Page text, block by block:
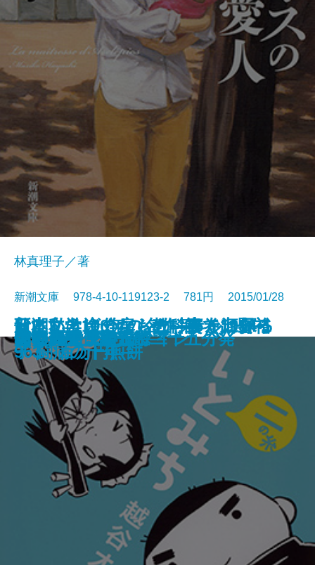
ジキルとハイド
国境越え
引擎／ENGINE
新潮ことばの扉 教科書で出会っ
た名句・名歌三〇〇
三匹のおっさん ふたたび
さいごの色街 飛田
父という余分なもの―サルに探る
文明の起源―
ひらいて
奇貨
アスクレピオスの愛人
林真理子／著
新潮文庫 978-4-10-119123-2 781円 2015/01/28
いとみち 二の糸
フランケンシュタイン
鋼の魂―僕僕先生―
赤猫異聞
日本文学100年の名作第5巻1954-1
963 百万円煎餅
歌に私は泣くだらう―妻・河野裕
子 闘病の十年―
その日東京駅五時二十五分発
ぼくの住まい論
犬とハモニカ
僕僕先生 零